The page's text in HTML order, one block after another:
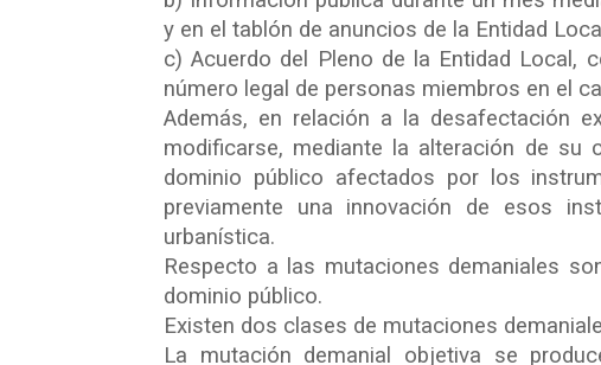
y en el tablón de anuncios de la Entidad
c) Acuerdo del Pleno de la Entidad Local,
número legal de personas miembros en el
Además, en relación a la desafectación
modificarse, mediante la alteración de su
dominio público afectados por los
previamente una innovación de esos
urbanística.
Respecto a las mutaciones demaniales
dominio público.
Existen dos clases de mutaciones
La mutación demanial objetiva se